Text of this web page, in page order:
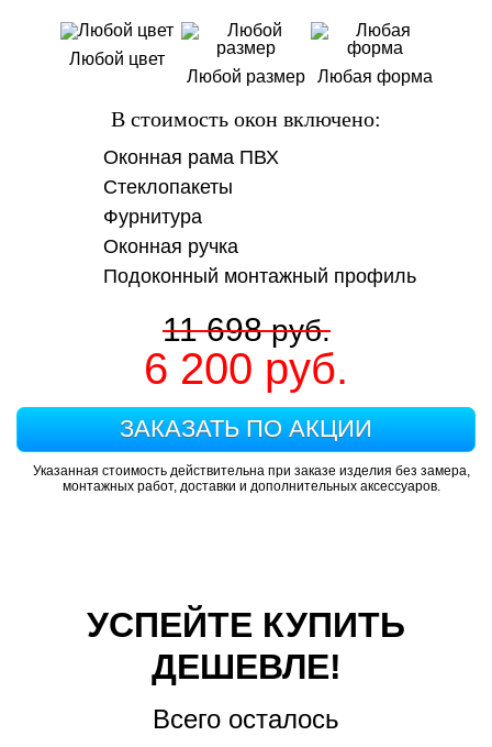
Любой цвет
Любой размер
Любая форма
В стоимость окон включено:
Оконная рама ПВХ
Стеклопакеты
Фурнитура
Оконная ручка
Подоконный монтажный профиль
11 698руб.
6 200 руб.
ЗАКАЗАТЬ ПО АКЦИИ
Указанная стоимость действительна при заказе изделия без замера,
монтажных работ, доставки и дополнительных аксессуаров.
УСПЕЙТЕ КУПИТЬ
ДЕШЕВЛЕ!
Всего осталось